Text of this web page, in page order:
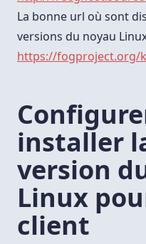
La bonne url où sont
versions du noyau
https://fogproject.org/
installer
version
Linux
client